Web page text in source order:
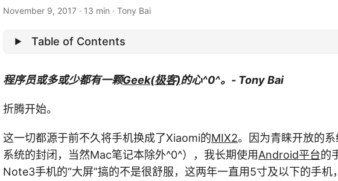
November 9, 2017 · 13 min · Tony Bai
Table of Contents
程序员或多或少都有一颗Geek(极客)的心^0^。- Tony Bai
折腾开始。
这一切都源于前不久将手机换成了Xiaomi的MIX2。因为青睐开放的
系统的封闭，当然Mac笔记本除外^0^），我长期使用Android平台的
Note3手机的“大屏”搞的不是很舒服，这两年一直用5寸及以下的手机